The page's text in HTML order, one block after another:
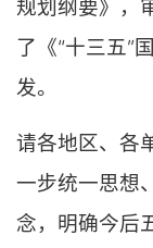
规划纲要》，
了《“十三五”
发。
请各地区、各
一步统一思想
念，明确今后